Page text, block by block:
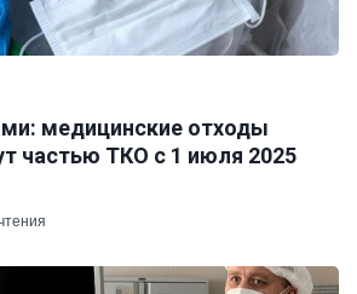
медицинские отходы
частью ТКО с 1 июля 2025